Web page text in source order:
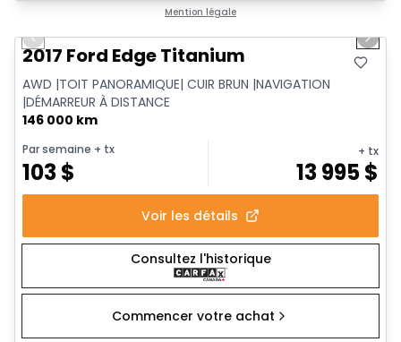
Mention légale
Previous slide Next
2017 Ford Edge Titanium
AWD |TOIT PANORAMIQUE| CUIR BRUN |NAVIGATION
|DÉMARREUR À DISTANCE
146 000 km
Par semaine + tx
103$
+ tx
13 995$
Voir les détails
Consultez l'historique
Commencer votre achat